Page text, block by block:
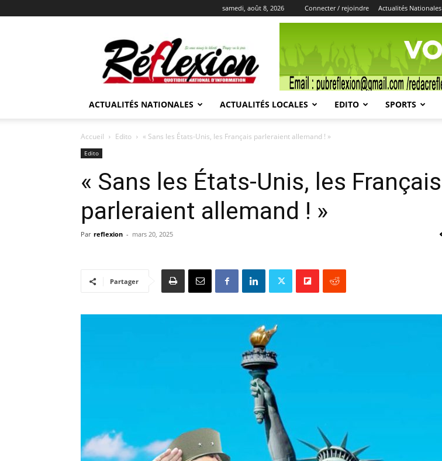
samedi, août 8, 2026 Connecter / rejoindre Actualités Nationales
REFLEXION
ACTUALITÉS NATIONALES ACTUALITÉS LOCALES EDITO SPORTS
Accueil Edito « Sans les États-Unis, les Français parleraient allemand ! »
Edito
« Sans les États-Unis, les Français
parleraient allemand ! »
Par reflexion - mars 20, 2025
Partager